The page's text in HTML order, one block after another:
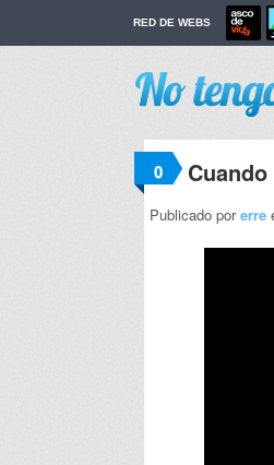
RED DE WEBS
0
Publicado porerre